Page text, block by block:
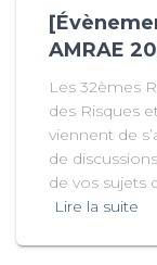
AMRAE
Les 32èmes
des Risques
viennent de
de
de vos sujets
Lire la suite